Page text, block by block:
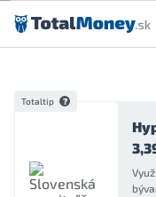
Preskočiť na obsah
Totaltip